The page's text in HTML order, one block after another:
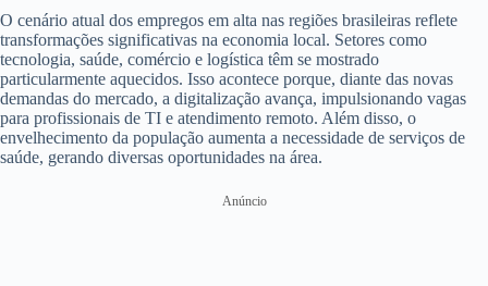
O cenário atual dos empregos em alta nas regiões brasileiras reflete
transformações significativas na economia local. Setores como
tecnologia, saúde, comércio e logística têm se mostrado
particularmente aquecidos. Isso acontece porque, diante das novas
demandas do mercado, a digitalização avança, impulsionando vagas
para profissionais de TI e atendimento remoto. Além disso, o
envelhecimento da população aumenta a necessidade de serviços de
saúde, gerando diversas oportunidades na área.
Anúncio